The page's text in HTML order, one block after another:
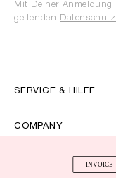
SERVICE & HILFE
COMPANY
Mit Deiner Anmeldung
geltenden